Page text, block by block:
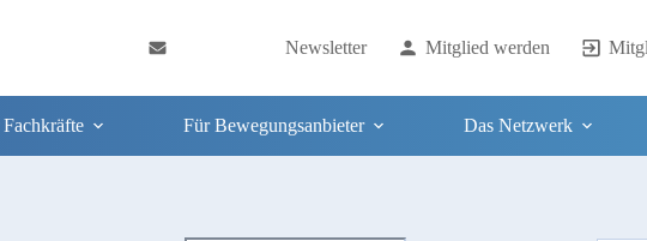
Newsletter Mitglied werden
Für Bewegungsanbieter Das Netzwerk